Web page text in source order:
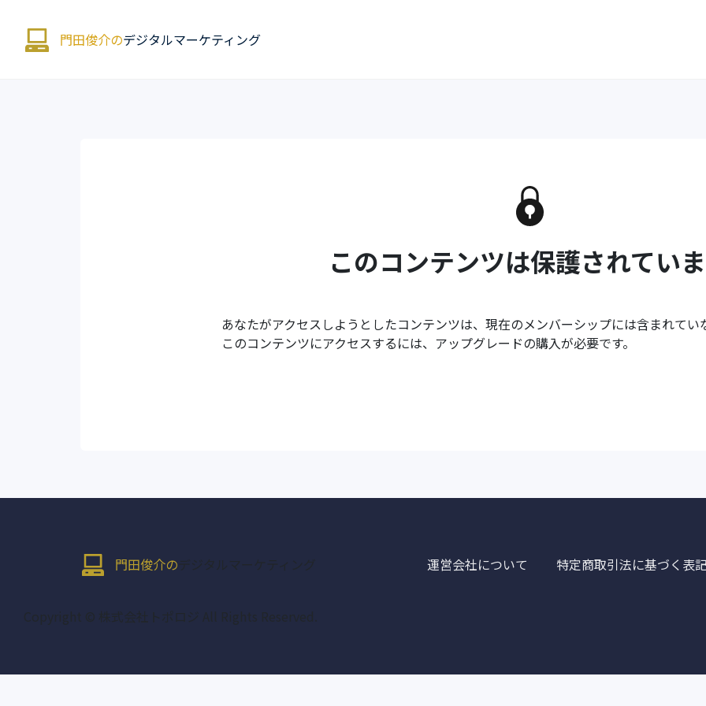
門田俊介のデジタルマーケティング
このコンテンツは保護されてい
あなたがアクセスしようとしたコンテンツは、現在のメンバーシップには含まれてい
このコンテンツにアクセスするには、アップグレードの購入が必要です。
門田俊介の デジタルマーケティング 運営会社について 特定商取引法に基づく表
Copyright © 株式会社トポロジ All Rights Reserved.